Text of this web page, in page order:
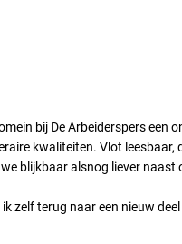
bij De Arbeiderspers een
kwaliteiten. Vlot leesbaar,
blijkbaar alsnog liever naast
zelf terug naar een nieuw